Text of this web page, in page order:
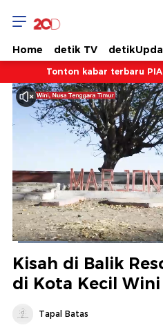
Home detik TV
Tonton kabar terbaru
Berhenti
Suara
Hidup
Saat
Dimuat:
Kisah di Balik
di Kota Kecil Wini
Tapal Batas